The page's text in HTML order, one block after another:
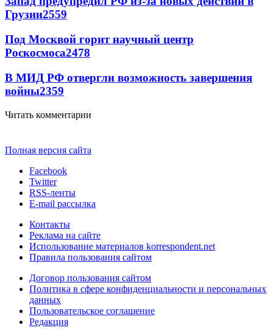
Грузии2559
Под Москвой горит научный центр
Роскосмоса2478
В МИД РФ отвергли возможность завершения
войны2359
Читать комментарии
Полная версия сайта
Facebook
Twitter
RSS-ленты
E-mail рассылка
Контакты
Реклама на сайте
Использование материалов korrespondent.net
Правила пользования сайтом
Договор пользования сайтом
Политика в сфере конфиденциальности и персональных
данных
Пользовательское соглашение
Редакция